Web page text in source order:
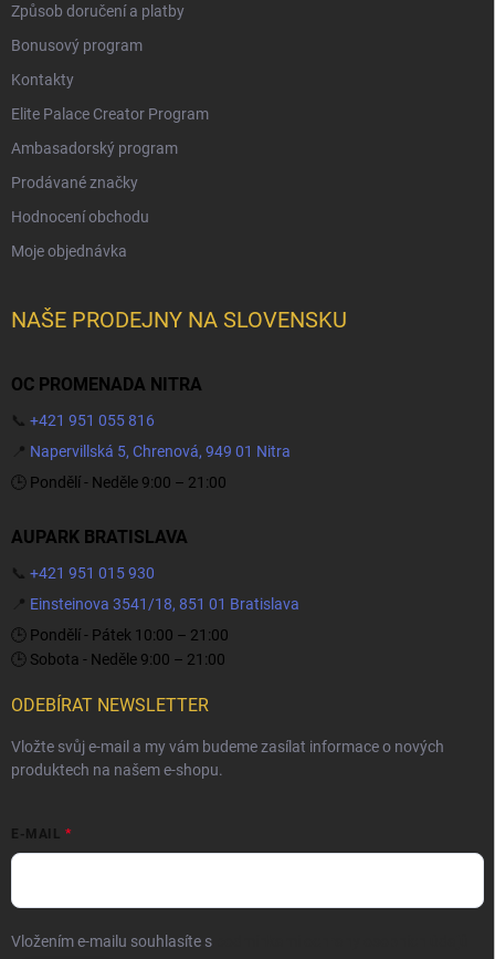
Způsob doručení a platby
Bonusový program
Kontakty
Elite Palace Creator Program
Ambasadorský program
Prodávané značky
Hodnocení obchodu
Moje objednávka
NAŠE PRODEJNY NA SLOVENSKU
OC PROMENADA NITRA
📞 +421 951 055 816
📍 Napervillská 5, Chrenová, 949 01 Nitra
🕒 Pondělí - Neděle 9:00 – 21:00
AUPARK BRATISLAVA
📞 +421 951 015 930
📍 Einsteinova 3541/18, 851 01 Bratislava
🕒 Pondělí - Pátek 10:00 – 21:00
🕒 Sobota - Neděle 9:00 – 21:00
ODEBÍRAT NEWSLETTER
Vložte svůj e-mail a my vám budeme zasílat informace o nových
produktech na našem e-shopu.
E-MAIL
Vložením e-mailu souhlasíte s